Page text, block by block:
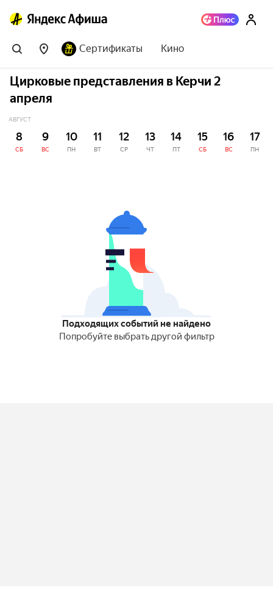
Сертификаты Кино
Цирковые представления в Керчи 2
апреля
АВГУСТ
8
СБ
9
ВС
10
ПН
11
ВТ
12
СР
13
ЧТ
14
ПТ
15
СБ
16
ВС
17
ПН
Подходящих событий не найдено
Попробуйте выбрать другой фильтр